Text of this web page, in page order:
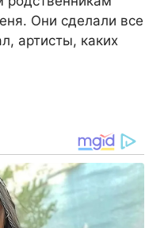
Они сделали все
артисты, каких